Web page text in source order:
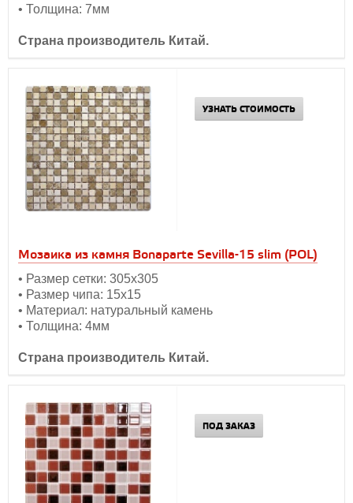
• Толщина: 7мм
Страна производитель Китай.
Мозаика из камня Bonaparte Sevilla-15 slim (POL)
• Размер сетки: 305х305
• Размер чипа: 15х15
• Материал: натуральный камень
• Толщина: 4мм
Страна производитель Китай.
УЗНАТЬ СТОИМОСТЬ
ПОД ЗАКАЗ